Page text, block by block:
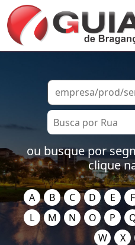
ou busque por
clique
A B C D E F
L
M N O P
W
X